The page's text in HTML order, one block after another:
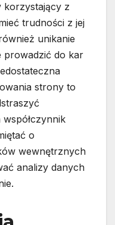
korzystający z
trudności z jej
unikanie
prowadzić do kar
strony to
o
wewnętrznych
analizy danych